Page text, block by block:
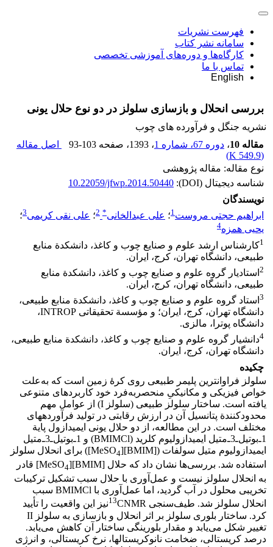
فهرست نشریات
سامانه نشر کتاب
کارگاه‌ها و دوره‌های آموزشی تخصصی
تماس با ما
English
بررسی انحلال و بازسازی سلولز در دو نوع حلال یونی
نشریه جنگل و فرآورده های چوب
مقاله 10
، دوره 67، شماره 1 ، 1393 ، صفحه 93-103
اصل مقاله
(
549.9 K
)
نوع مقاله: مقاله پژوهشی
شناسه دیجیتال (DOI):
10.22059/jfwp.2014.50440
نویسندگان
ابراهیم حجتی مروست1؛ علی عبدالخانی*
2؛ علی نقی کریمی3؛
یحیی همزه4
1کارشناس ارشد علوم و صنایع چوب و کاغذ، دانشکدة منابع
طبیعی، دانشگاه تهران، کرج، ایران.
2 استادیار گروه علوم و صنایع چوب و کاغذ، دانشکدة منابع
طبیعی، دانشگاه تهران، کرج، ایران.
3 استاد گروه علوم و صنایع چوب و کاغذ، دانشکدة منابع طبیعی،
دانشگاه تهران، کرج، ایران؛ و مؤسسة تحقیقاتی INTROP،
دانشگاه پوترا، مالزی.
4دانشیار گروه علوم و صنایع چوب و کاغذ، دانشکدة منابع طبیعی،
دانشگاه تهران، کرج، ایران.
چکیده
سلولز فراوان‏ترین پلیمر طبیعی روی کرۀ زمین است که به‌علت
خواص فیزیکی و مکانیکیِ منحصربه‌فرد خود کاربردهای متنوعی
یافته است. ساختار سلولز طبیعی (سلولز I) از عوامل مهم
محدود‌کنندة پتانسیل آن در ارزش رقابتی در تولید فرآورده‏های
مختلف است. در این مطالعه، از دو حلال یونی ایمیدازول پایة
1ـ‌‌بوتیل‌ـ3ـ‌متیل ‌ایمیدازولیوم کلرید (BMIMCl) و 1ـ‌بوتیل‌ـ3ـ‌متیل
ایمیدازولیوم متیل سولفات ([BMIM][MeSO
4
]) برای انحلال سلولز
استفاده شد. بررسی‌ها نشان داد که حلال [BMIM][MeSO
4
] قادر
به ‌‌انحلال سلولز نیست و عمل‌‌آوری با حلال سبب تشکیل ترکیبات
تخریبی محلول در آب گردید، اما عمل‌‌آوری با BMIMCl سبب
انحلال سلولز شد. طیف‌سنجی
13CNMRنیز این واقعیت را تأیید
کرد. ساختار بلوری سلولز بر اثر انحلال و بازسازی به ‌‌سلولز II
تغییر شکل می‌یابد و مقدار بلورینگی ساختار آن کاهش می‌یابد.
درصد کریستالی، ضخامت نانوکریستال‏ها، نرخ کریستالی، و انرژی